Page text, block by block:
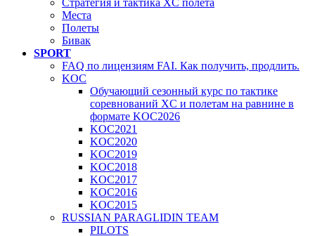
Места
Полеты
Бивак
SPORT
FAQ по лицензиям FAI. Как получить, продлить.
KOC
Обучающий сезонный курс по тактике
соревнований XC и полетам на равнине в
формате KOC2026
KOC2021
KOC2020
KOC2019
KOC2018
KOC2017
KOC2016
KOC2015
RUSSIAN PARAGLIDIN TEAM
PILOTS